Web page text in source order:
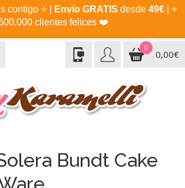
contigo ⭐ Envío GRATIS desde 49€| +
clientes felices ❤️
0
0,00€
Bundt Cake